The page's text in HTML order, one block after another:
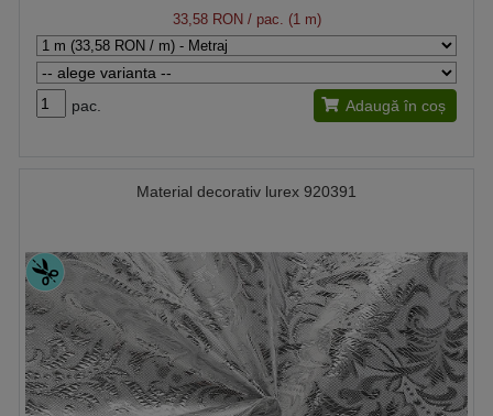
33,58 RON / pac. (1 m)
pac. Adaugă în coș
Material decorativ lurex 920391